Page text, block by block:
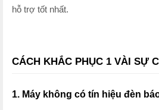
hỗ trợ tốt nhất.
CÁCH KHẮC PHỤC 1 VÀI SỰ
1. Máy không có tín hiệu đèn